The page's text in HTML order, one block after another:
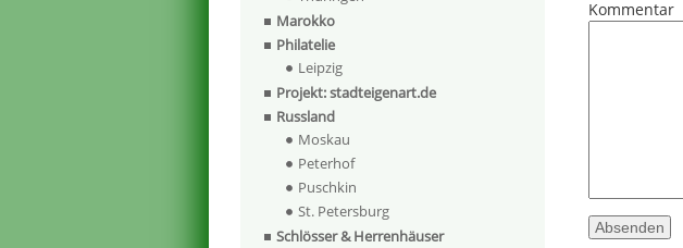
Kommentar
Marokko
Philatelie
Leipzig
Projekt: stadteigenart.de
Russland
Moskau
Peterhof
Puschkin
St. Petersburg
Schlösser & Herrenhäuser